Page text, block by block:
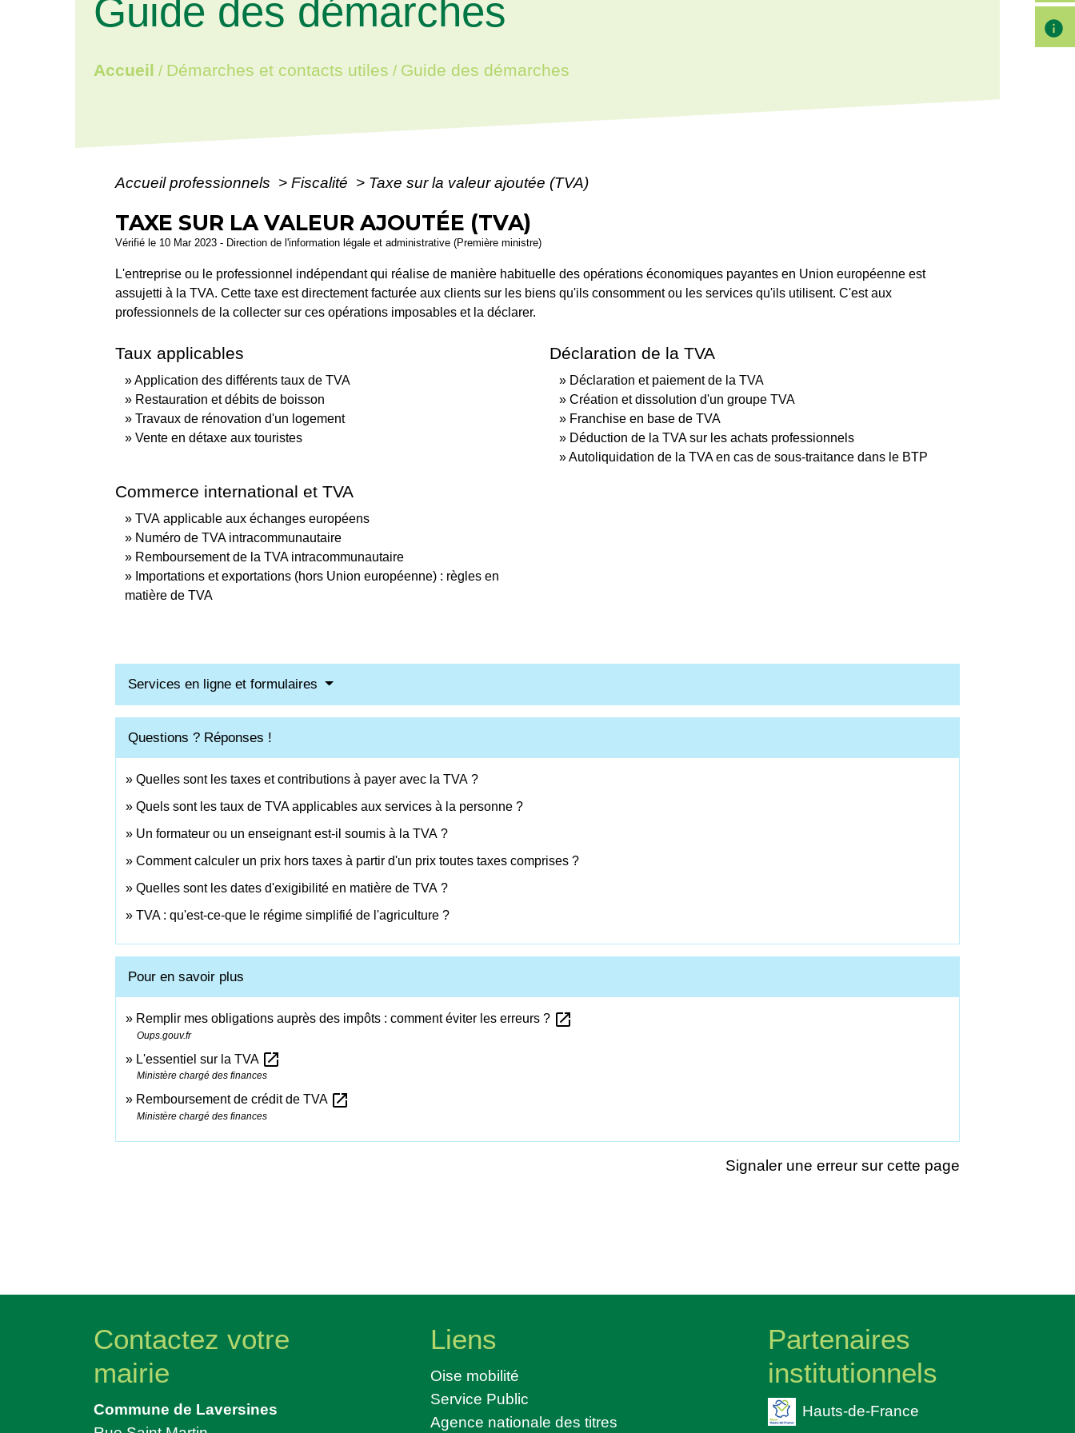
Guide des démarches
Accueil / Démarches et contacts utiles / Guide des démarches
Accueil professionnels > Fiscalité > Taxe sur la valeur ajoutée (TVA)
TAXE SUR LA VALEUR AJOUTÉE (TVA)
Vérifié le 10 Mar 2023 - Direction de l'information légale et administrative (Première ministre)
L'entreprise ou le professionnel indépendant qui réalise de manière habituelle des opérations économiques payantes en Union européenne est
assujetti à la TVA. Cette taxe est directement facturée aux clients sur les biens qu'ils consomment ou les services qu'ils utilisent. C'est aux
professionnels de la collecter sur ces opérations imposables et la déclarer.
Taux applicables
Application des différents taux de TVA
Restauration et débits de boisson
Travaux de rénovation d'un logement
Vente en détaxe aux touristes
Déclaration de la TVA
Déclaration et paiement de la TVA
Création et dissolution d'un groupe TVA
Franchise en base de TVA
Déduction de la TVA sur les achats professionnels
Autoliquidation de la TVA en cas de sous-traitance dans le BTP
Commerce international et TVA
TVA applicable aux échanges européens
Numéro de TVA intracommunautaire
Remboursement de la TVA intracommunautaire
Importations et exportations (hors Union européenne) : règles en
matière de TVA
Services en ligne et formulaires
Questions ? Réponses !
Quelles sont les taxes et contributions à payer avec la TVA ?
Quels sont les taux de TVA applicables aux services à la personne ?
Un formateur ou un enseignant est-il soumis à la TVA ?
Comment calculer un prix hors taxes à partir d'un prix toutes taxes comprises ?
Quelles sont les dates d'exigibilité en matière de TVA ?
TVA : qu'est-ce-que le régime simplifié de l'agriculture ?
Pour en savoir plus
Remplir mes obligations auprès des impôts : comment éviter les erreurs ? open_in_new
Oups.gouv.fr
L'essentiel sur la TVA open_in_new
Ministère chargé des finances
Remboursement de crédit de TVA open_in_new
Ministère chargé des finances
Signaler une erreur sur cette page
info
Contactez votre
mairie
Commune de Laversines
Liens
Oise mobilité
Service Public
Agence nationale des titres
Partenaires
institutionnels
Hauts-de-France